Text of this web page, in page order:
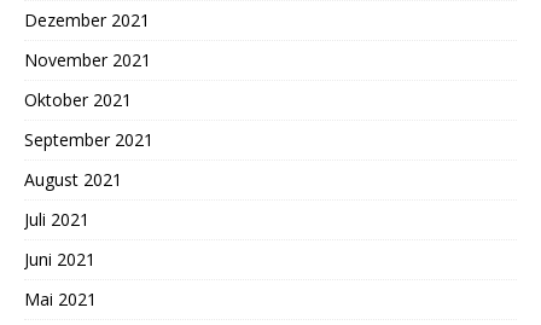
Dezember 2021
November 2021
Oktober 2021
September 2021
August 2021
Juli 2021
Juni 2021
Mai 2021